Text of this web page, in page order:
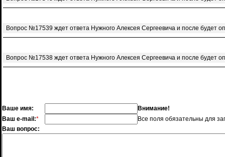
Вопрос №17539 ждет ответа Нужного Алексея Сергеевича и после будет
Вопрос №17538 ждет ответа Нужного Алексея Сергеевича и после будет
Ваше имя:
Внимание!
Ваш e-mail:*
Все поля обязательны для
Ваш вопрос: